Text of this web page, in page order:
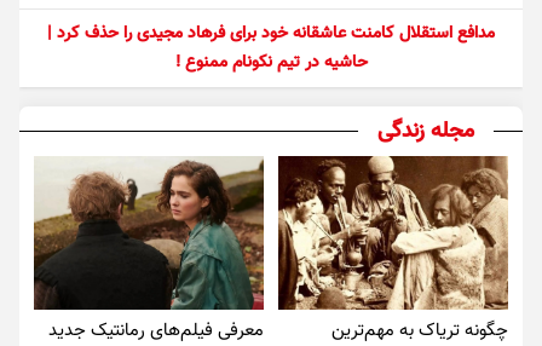
مدافع استقلال کامنت عاشقانه خود برای فرهاد مجیدی را حذف کرد |
حاشیه در تیم نکونام ممنوع !
مجله زندگی
چگونه تریاک به مهم‌ترین
معرفی فیلم‌های رمانتیک جدید